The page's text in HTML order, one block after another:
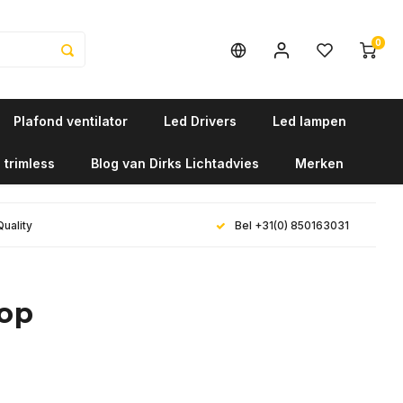
0
Plafond ventilator Led Drivers Led lampen
trimless Blog van Dirks Lichtadvies Merken
Bel +31(0) 850163031